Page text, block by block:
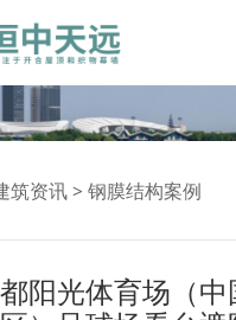
筑资讯>钢膜结构案例
阳光体育场（